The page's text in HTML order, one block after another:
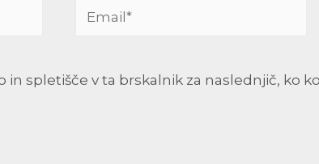
Email*
in spletišče v ta brskalnik za naslednjič, ko